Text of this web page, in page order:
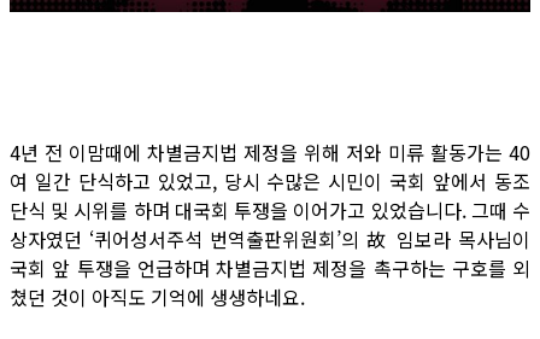
4년 전 이맘때에 차별금지법 제정을 위해 저와 미류 활동가는 40
여 일간 단식하고 있었고, 당시 수많은 시민이 국회 앞에서 동조
단식 및 시위를 하며 대국회 투쟁을 이어가고 있었습니다. 그때 수
상자였던 ‘퀴어성서주석 번역출판위원회’의 故 임보라 목사님이
국회 앞 투쟁을 언급하며 차별금지법 제정을 촉구하는 구호를 외
쳤던 것이 아직도 기억에 생생하네요.